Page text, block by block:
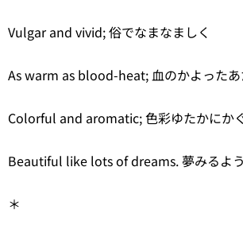
Vulgar and vivid; 俗でなまなましく
As warm as blood-heat; 血のかよったあ
Colorful and aromatic; 色彩ゆたかにか
Beautiful like lots of dreams. 夢みるよ
＊